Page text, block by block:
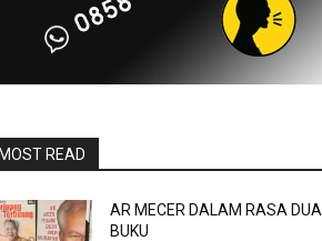
READ
AR MECER DALAM RASA DUA
BUKU